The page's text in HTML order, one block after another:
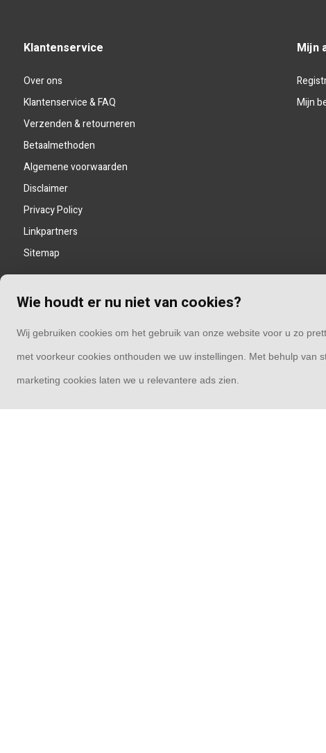
Klantenservice
Over ons
Klantenservice & FAQ
Verzenden & retourneren
Betaalmethoden
Algemene voorwaarden
Disclaimer
Privacy Policy
Linkpartners
Sitemap
Mijn
Mijn
Wie houdt er nu niet van cookies?
Wij gebruiken cookies om het gebruik van onze website voor u zo
met voorkeur cookies onthouden we uw instellingen. Met behulp van
marketing cookies laten we u relevantere ads zien.